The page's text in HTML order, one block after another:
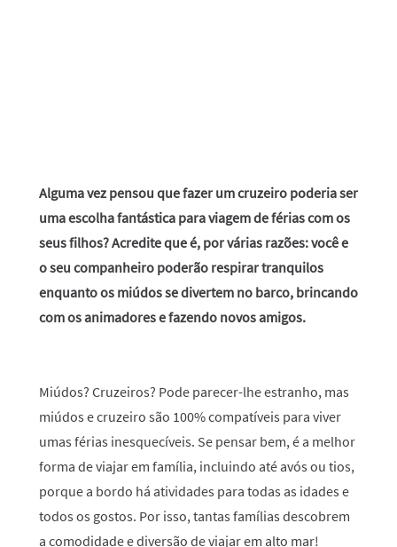
Alguma vez pensou que fazer um cruzeiro poderia ser
uma escolha fantástica para viagem de férias com os
seus filhos? Acredite que é, por várias razões: você e
o seu companheiro poderão respirar tranquilos
enquanto os miúdos se divertem no barco, brincando
com os animadores e fazendo novos amigos.
Miúdos? Cruzeiros? Pode parecer-lhe estranho, mas
miúdos e cruzeiro são 100% compatíveis para viver
umas férias inesquecíveis. Se pensar bem, é a melhor
forma de viajar em família, incluindo até avós ou tios,
porque a bordo há atividades para todas as idades e
todos os gostos. Por isso, tantas famílias descobrem
a comodidade e diversão de viajar em alto mar!